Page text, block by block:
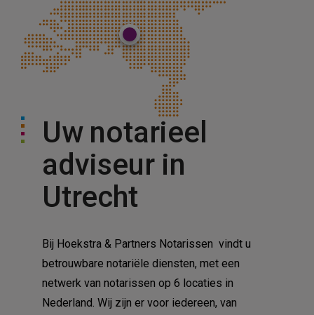
Tilburg
Utrecht
Uw notarieel
adviseur in
Utrecht
Bij Hoekstra & Partners Notarissen vindt u
betrouwbare notariële diensten, met een
netwerk van notarissen op 6 locaties in
Nederland. Wij zijn er voor iedereen, van